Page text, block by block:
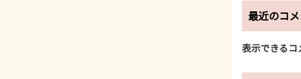
最近のコ
表示できるコ